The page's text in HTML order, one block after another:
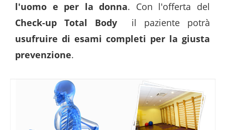
l'uomo e per la donna. Con l'offerta del
Check-up Total Bodyil paziente potrà
usufruire di esami completi per la giusta
prevenzione.